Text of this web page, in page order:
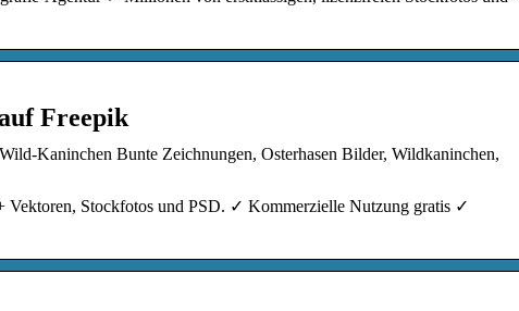
Freepik
Kaninchen Bunte Zeichnungen, Osterhasen Bilder, Wildkaninchen,
Vektoren, Stockfotos und PSD. ✓ Kommerzielle Nutzung gratis ✓